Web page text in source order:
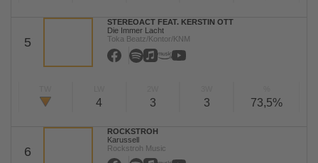
5
STEREOACT FEAT. KERSTIN OTT
Die Immer Lacht
Toka Beatz/Kontor/KNM
4 3 3 73,5%
6
ROCKSTROH
Karussell
Rockstroh Music